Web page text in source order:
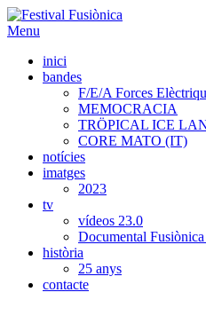
Menu
inici
bandes
F/E/A Forces
MEMOCRACIA
TRÖPICAL ICE
CORE MATO (IT)
notícies
imatges
2023
tv
vídeos 23.0
Documental
història
25 anys
contacte